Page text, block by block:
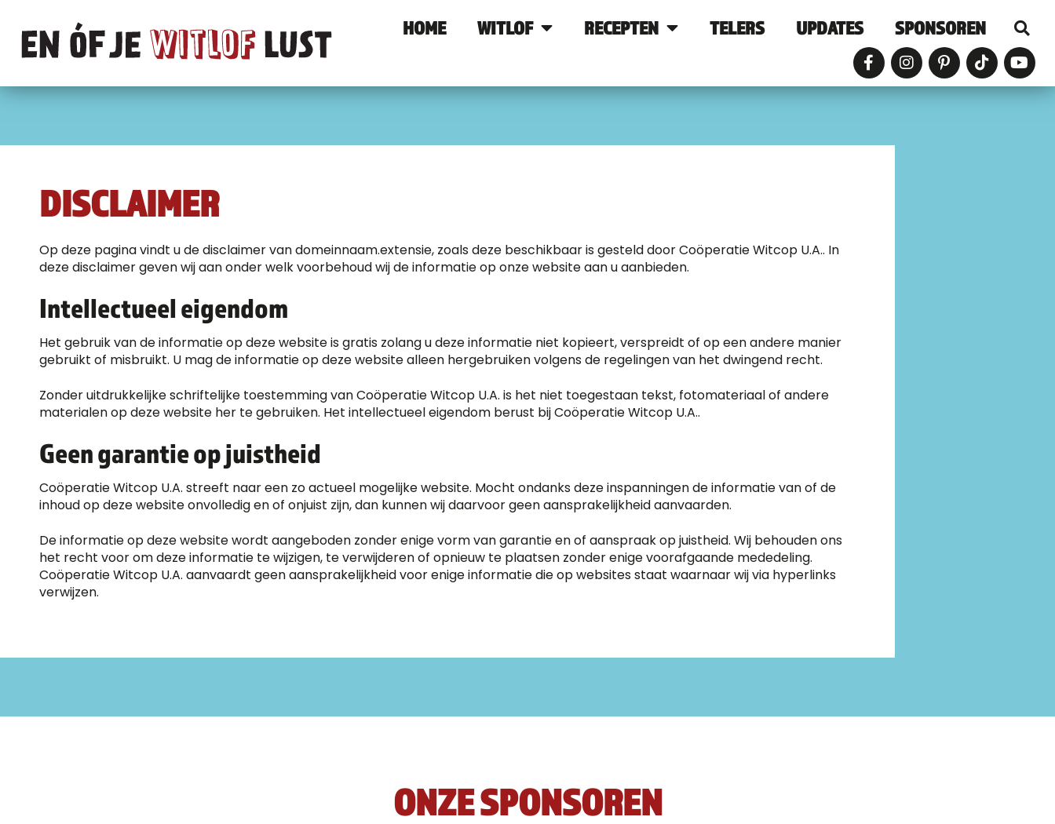
HOME WITLOF RECEPTEN TELERS UPDATES SPONSOREN
DISCLAIMER
Op deze pagina vindt u de disclaimer van domeinnaam.extensie, zoals deze beschikbaar is gesteld door Coöperatie Witcop U.A.. In
deze disclaimer geven wij aan onder welk voorbehoud wij de informatie op onze website aan u aanbieden.
Intellectueel eigendom
Het gebruik van de informatie op deze website is gratis zolang u deze informatie niet kopieert, verspreidt of op een andere manier
gebruikt of misbruikt. U mag de informatie op deze website alleen hergebruiken volgens de regelingen van het dwingend recht.
Zonder uitdrukkelijke schriftelijke toestemming van Coöperatie Witcop U.A. is het niet toegestaan tekst, fotomateriaal of andere
materialen op deze website her te gebruiken. Het intellectueel eigendom berust bij Coöperatie Witcop U.A..
Geen garantie op juistheid
Coöperatie Witcop U.A. streeft naar een zo actueel mogelijke website. Mocht ondanks deze inspanningen de informatie van of de
inhoud op deze website onvolledig en of onjuist zijn, dan kunnen wij daarvoor geen aansprakelijkheid aanvaarden.
De informatie op deze website wordt aangeboden zonder enige vorm van garantie en of aanspraak op juistheid. Wij behouden ons
het recht voor om deze informatie te wijzigen, te verwijderen of opnieuw te plaatsen zonder enige voorafgaande mededeling.
Coöperatie Witcop U.A. aanvaardt geen aansprakelijkheid voor enige informatie die op websites staat waarnaar wij via hyperlinks
verwijzen.
ONZE SPONSOREN